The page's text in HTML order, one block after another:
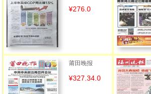
¥276.0
莆田晚报
¥327.34.0